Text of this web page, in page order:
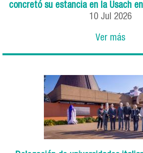
concretó su estancia en la Usach
10 Jul 2026
Ver más